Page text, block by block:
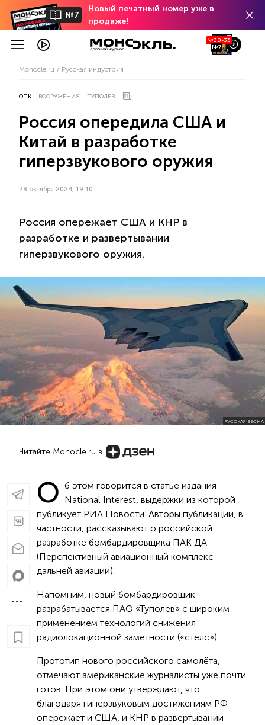
№7
Новый печатный номер уже в
продаже!
№30-33
№7
Monocle.ru Русская индустрия
ОПК ВООРУЖЕНИЯ ТУПОЛЕВ
Россия опередила США и
Китай в разработке
гиперзвукового оружия
28 октября 2024, 19:10
Россия опережает США и КНР в
разработке и развертывании
гиперзвукового оружия.
РУССКАЯ ВЕСНА
Читайте Monocle.ru в
О б этом говорится в статье издания
National Interest, выдержки из которой
публикует РИА Новости. Авторы публикации, в
частности, рассказывают о российской
разработке бомбардировщика ПАК ДА
(Перспективный авиационный комплекс
дальней авиации).
Напомним, новый бомбардировщик
разрабатывается ПАО «Туполев» с широким
применением технологий снижения
радиолокационной заметности («стелс»).
Прототип нового российского самолёта,
отмечают американские журналисты уже почти
готов. При этом они утверждают, что
благодаря гиперзвуковым достижениям РФ
опережает и США, и КНР в развертывании